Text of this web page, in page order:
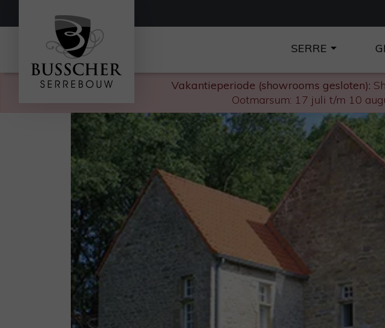
Vakantieperiode (showrooms gesloten):
Ootmarsum: 17 juli t/m 10
SERRE